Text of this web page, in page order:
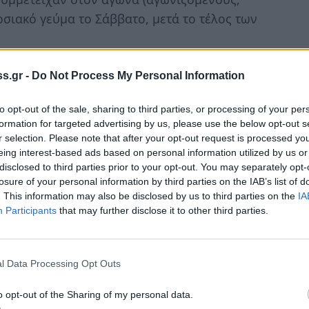
- Do Not Process My Personal Information
opt-out of the sale, sharing to third parties, or processing of your
for targeted advertising by us, please use the below opt-out
selection. Please note that after your opt-out request is processed
interest-based ads based on personal information utilized by us
to third parties prior to your opt-out. You may separately
of your personal information by third parties on the IAB’s list of
This information may also be disclosed by us to third parties on the
Participants that may further disclose it to other third parties.
Data Processing Opt Outs
opt-out of the Sharing of my personal data.
γεύμα το Σάββατο, μετά το τέλος των
των αγωνιζομένων έγινε το πρωί του
δοκιμές.
στις 11:30 το πρωί με πλήθος
σε πολλά ασφαλή σημεία κατά μήκος της
οι οποίοι πάλεψαν για το
και στη θέση του πρώτου
106) ο οποίος έχει κερδίσει τον
κατέκτησε ο Γιώργος Μπάσδελης(Nissan
(Peugeot 106).
που πρόσφεραν όμορφες στιγμές στους